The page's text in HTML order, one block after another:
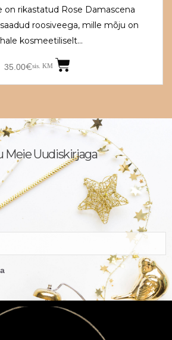
on rikastatud Rose Damascena
roosiveega, mille mõju on
kosmeetiliselt…
35.00€sis. KM
Meie Uudiskirjaga